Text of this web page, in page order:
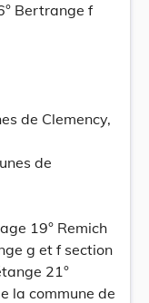
Bertrange f
de Clemency,
de
19° Remich
g et f section
21°
la commune de